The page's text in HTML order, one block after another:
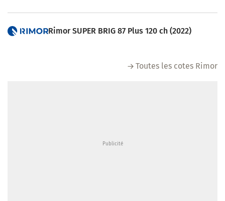
Rimor SUPER BRIG 87 Plus 120 ch (2022)
Toutes les cotes Rimor